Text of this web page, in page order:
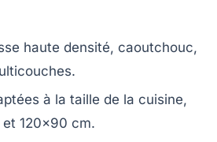
haute densité, caoutchouc,
à la taille de la cuisine,
120×90 cm.